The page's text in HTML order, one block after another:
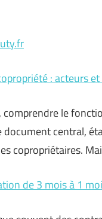
: acteurs
le
central,
copropriétaires.
de 3 mois à 1